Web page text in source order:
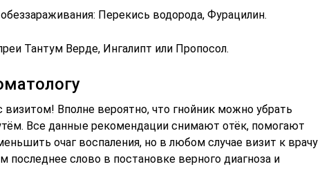
Перекись водорода, Фурацилин.
Тантум Верде, Ингалипт или Пропосол.
визитом! Вполне вероятно, что гнойник можно убрать
Все данные рекомендации снимают отёк, помогают
очаг воспаления, но в любом случае визит к врачу
последнее слово в постановке верного диагноза и